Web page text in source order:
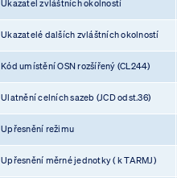
Ukazatel zvláštních okolností
Ukazatelé dalších zvláštních okolností
Kód umístění OSN rozšířený (CL244)
Ulatnění celních sazeb (JCD odst.36)
Upřesnění režimu
Upřesnění měrné jednotky ( k TARMJ)